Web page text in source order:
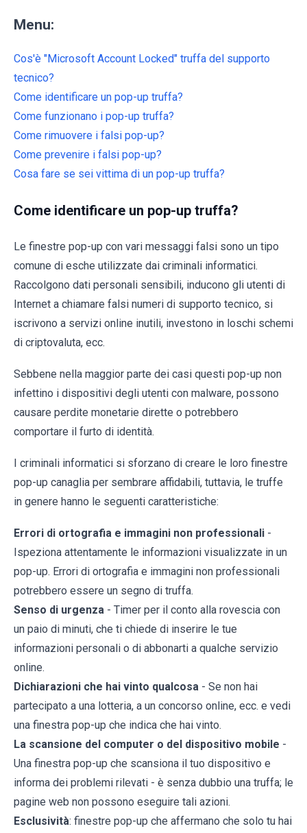
Menu:
Cos'è "Microsoft Account Locked" truffa del supporto
tecnico?
Come identificare un pop-up truffa?
Come funzionano i pop-up truffa?
Come rimuovere i falsi pop-up?
Come prevenire i falsi pop-up?
Cosa fare se sei vittima di un pop-up truffa?
Come identificare un pop-up truffa?
Le finestre pop-up con vari messaggi falsi sono un tipo
comune di esche utilizzate dai criminali informatici.
Raccolgono dati personali sensibili, inducono gli utenti di
Internet a chiamare falsi numeri di supporto tecnico, si
iscrivono a servizi online inutili, investono in loschi schemi
di criptovaluta, ecc.
Sebbene nella maggior parte dei casi questi pop-up non
infettino i dispositivi degli utenti con malware, possono
causare perdite monetarie dirette o potrebbero
comportare il furto di identità.
I criminali informatici si sforzano di creare le loro finestre
pop-up canaglia per sembrare affidabili, tuttavia, le truffe
in genere hanno le seguenti caratteristiche:
Errori di ortografia e immagini non professionali -
Ispeziona attentamente le informazioni visualizzate in un
pop-up. Errori di ortografia e immagini non professionali
potrebbero essere un segno di truffa.
Senso di urgenza - Timer per il conto alla rovescia con
un paio di minuti, che ti chiede di inserire le tue
informazioni personali o di abbonarti a qualche servizio
online.
Dichiarazioni che hai vinto qualcosa - Se non hai
partecipato a una lotteria, a un concorso online, ecc. e vedi
una finestra pop-up che indica che hai vinto.
La scansione del computer o del dispositivo mobile -
Una finestra pop-up che scansiona il tuo dispositivo e
informa dei problemi rilevati - è senza dubbio una truffa; le
pagine web non possono eseguire tali azioni.
Esclusività: finestre pop-up che affermano che solo tu hai